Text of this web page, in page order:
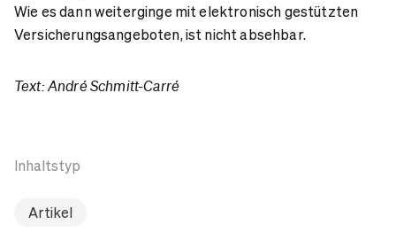
Wie es dann weiterginge mit elektronisch gestützten
Versicherungsangeboten, ist nicht absehbar.
Text: André Schmitt-Carré
Inhaltstyp
Artikel